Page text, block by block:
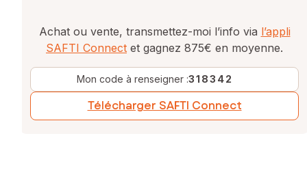
Achat ou vente, transmettez-moi l’info via l’appli
SAFTI Connect et gagnez 875€ en moyenne.
Mon code à renseigner :318342
Télécharger SAFTI Connect